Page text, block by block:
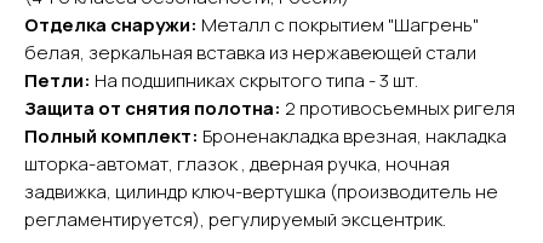
Отделка снаружи: Металл с покрытием "Шагрень"
белая, зеркальная вставка из нержавеющей стали
Петли: На подшипниках скрытого типа - 3 шт.
Защита от снятия полотна: 2 противосъемных ригеля
Полный комплект: Броненакладка врезная, накладка
шторка-автомат, глазок , дверная ручка, ночная
задвижка, цилиндр ключ-вертушка (производитель не
регламентируется), регулируемый эксцентрик.
Контакты
О компании
Фурнитура
Арки
Межкомнатные двери
Входные двери
Каталог